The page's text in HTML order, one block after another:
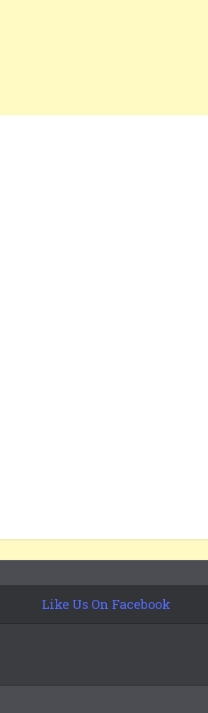
Like Us On Facebook